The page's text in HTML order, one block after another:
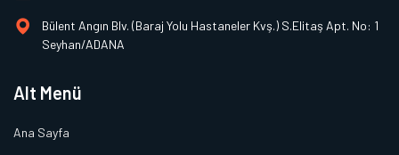
Bülent Angın Blv. (Baraj Yolu Hastaneler Kvş.) S.Elitaş Apt. No: 1
Seyhan/ADANA
Alt Menü
Ana Sayfa